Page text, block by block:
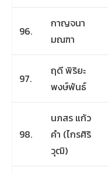
96.
กาญจนา
มณฑา
97.
ฤดี พิริยะ
พงษ์พันธ์
98.
นภสร แก้ว
คำ (ไกรศิริ
วุฒิ)